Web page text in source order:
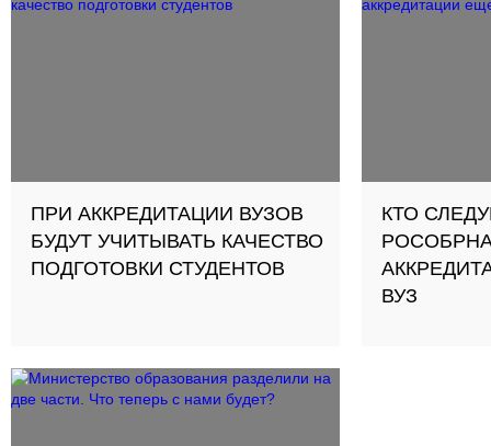
ПРИ АККРЕДИТАЦИИ ВУЗОВ
БУДУТ УЧИТЫВАТЬ КАЧЕСТВО
ПОДГОТОВКИ СТУДЕНТОВ
КТО
ВУЗ